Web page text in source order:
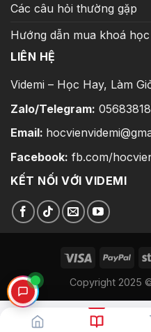
Các câu hỏi thường gặp
Hướng dẫn mua khoá học
LIÊN HỆ
Videmi – Học Hay, Làm
Zalo/Telegram:
Email:
Facebook: fb.com/
KẾT NỐI VỚI VIDEMI
Copyright 2025 ©